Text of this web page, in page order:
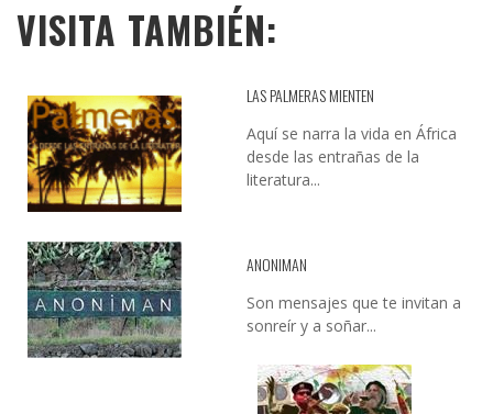
VISITA TAMBIÉN:
LAS PALMERAS MIENTEN
Aquí se narra la vida en África
desde las entrañas de la
literatura...
ANONIMAN
Son mensajes que te invitan a
sonreír y a soñar...